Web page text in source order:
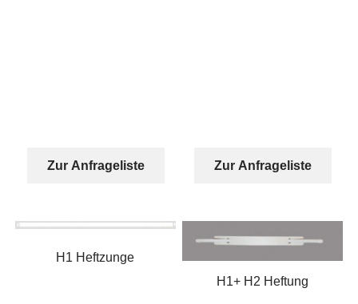
Zur Anfrageliste Zur Anfrageliste
H1 Heftzunge
H1+ H2 Heftung